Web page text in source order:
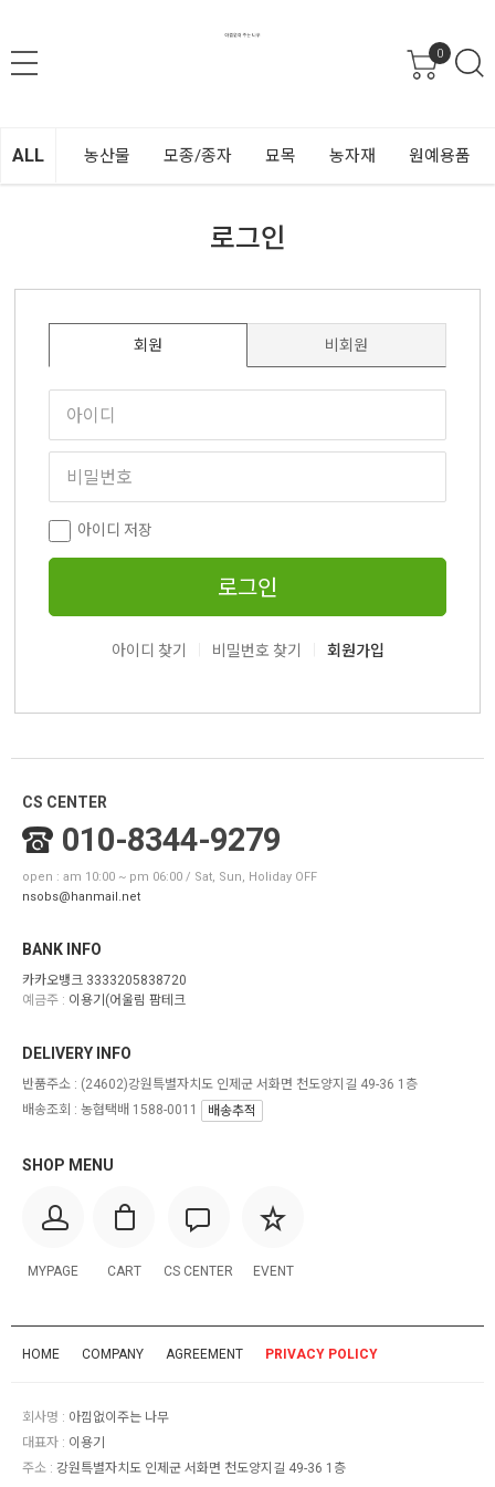
0
ALL 농산물 모종/종자 묘목 농자재 원예용품
로그인
회원 비회원
아이디 저장
로그인
아이디 찾기 비밀번호 찾기 회원가입
CS CENTER
010-8344-9279
open : am 10:00 ~ pm 06:00 / Sat, Sun, Holiday OFF
nsobs@hanmail.net
BANK INFO
카카오뱅크 3333205838720
예금주 : 이용기(어울림 팜테크
SHOP MENU
MYPAGE CART CS CENTER EVENT
DELIVERY INFO
반품주소 : (24602)강원특별자치도 인제군 서화면 천도양지길 49-36 1층
배송조회 : 농협택배 1588-0011
배송추적
HOME COMPANY AGREEMENT PRIVACY POLICY
회사명 : 아낌없이주는 나무
대표자 : 이용기
주소 : 강원특별자치도 인제군 서화면 천도양지길 49-36 1층